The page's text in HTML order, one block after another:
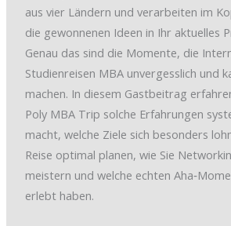
aus vier Ländern und verarbeiten im
die gewonnenen Ideen in Ihr aktuelles
Genau das sind die Momente, die
Studienreisen MBA unvergesslich und
machen. In diesem Gastbeitrag
Poly MBA Trip solche Erfahrungen
macht, welche Ziele sich besonders
Reise optimal planen, wie Sie
meistern und welche echten
erlebt haben.